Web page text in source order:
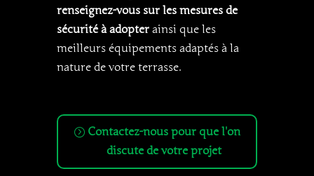
renseignez-vous sur les mesures de
sécurité à adopterainsi que les
meilleurs équipements adaptés à la
nature de votre terrasse.
Contactez-nous pour que l'on
discute de votre projet